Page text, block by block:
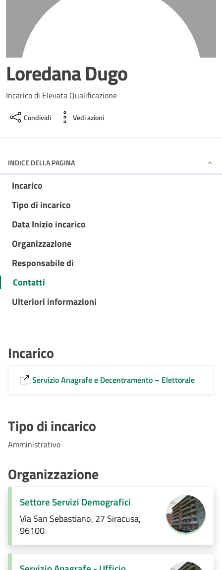
Loredana Dugo
Incarico di Elevata Qualificazione
Condividi Vedi azioni
INDICE DELLA PAGINA
Incarico
Tipo di incarico
Data Inizio incarico
Organizzazione
Responsabile di
Contatti
Ulteriori informazioni
Incarico
Servizio Anagrafe e Decentramento – Elettorale
Tipo di incarico
Amministrativo
Organizzazione
Settore Servizi Demografici
Via San Sebastiano, 27 Siracusa,
96100